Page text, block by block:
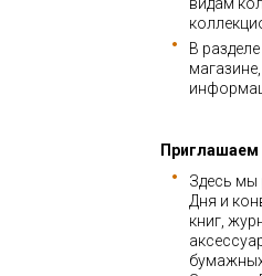
В разделе
Приглашаем
Здесь мы
Дня и
книг,